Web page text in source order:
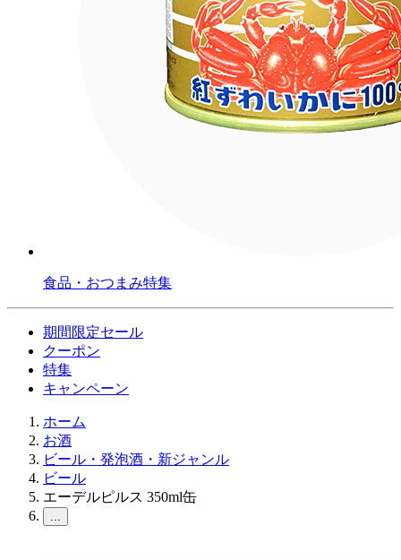
食品・おつまみ特集
期間限定セール
クーポン
特集
キャンペーン
ホーム
お酒
ビール・発泡酒・新ジャンル
ビール
エーデルピルス 350ml缶
...